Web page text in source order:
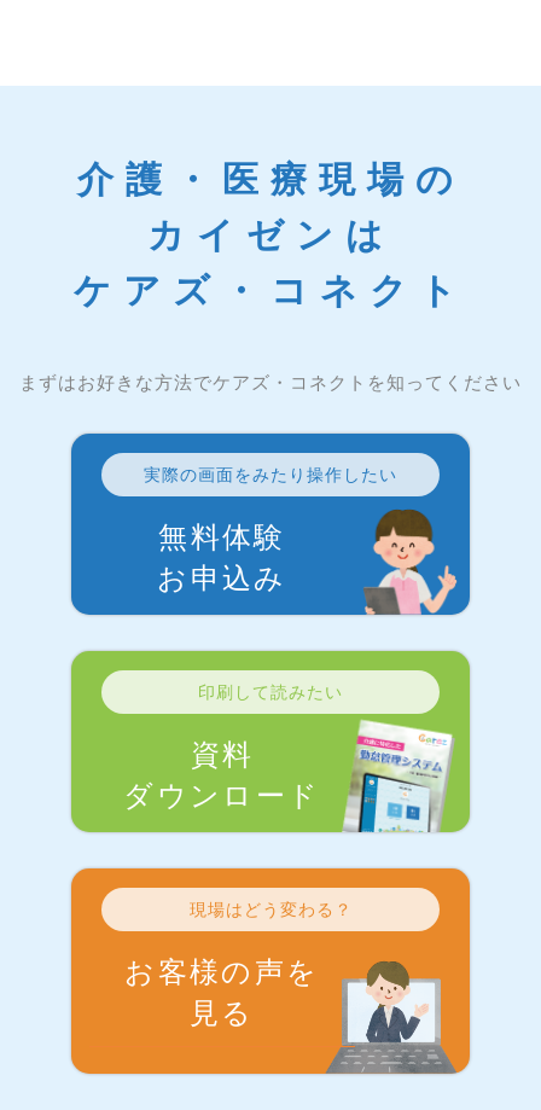
介護・医療現場の
カイゼンは
ケアズ・コネクト
まずはお好きな方法でケアズ・コネクトを知ってください
実際の画面をみたり操作したい
無料体験
お申込み
印刷して読みたい
資料
ダウンロード
現場はどう変わる？
お客様の声を
見る